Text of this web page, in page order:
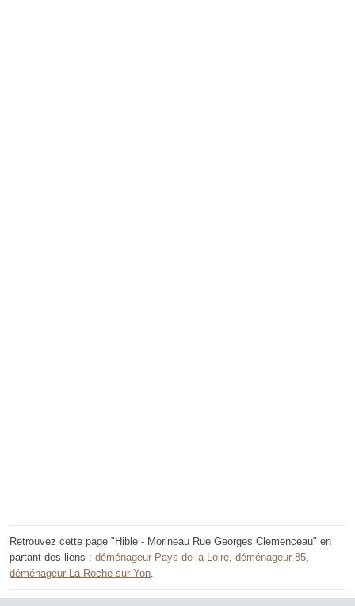
Retrouvez cette page "Hible - Morineau Rue Georges Clemenceau" en
partant des liens : déménageur Pays de la Loire, déménageur 85,
déménageur La Roche-sur-Yon.